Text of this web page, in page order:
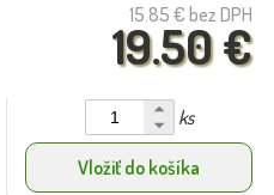
15.85 € bez DPH
19.50 €
ks
Vložiť do košíka